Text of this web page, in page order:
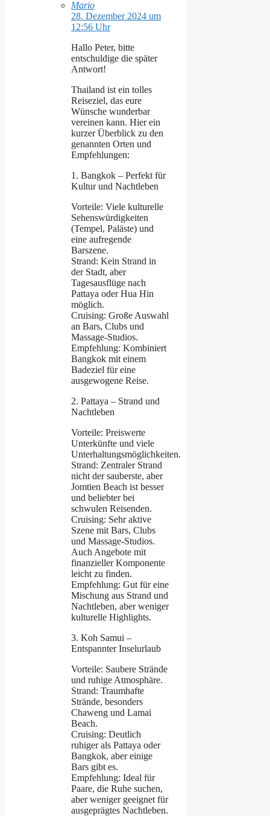
Mario
28. Dezember 2024 um
12:56 Uhr
Hallo Peter, bitte
entschuldige die später
Antwort!
Thailand ist ein tolles
Reiseziel, das eure
Wünsche wunderbar
vereinen kann. Hier ein
kurzer Überblick zu den
genannten Orten und
Empfehlungen:
1. Bangkok – Perfekt für
Kultur und Nachtleben
Vorteile: Viele kulturelle
Sehenswürdigkeiten
(Tempel, Paläste) und
eine aufregende
Barszene.
Strand: Kein Strand in
der Stadt, aber
Tagesausflüge nach
Pattaya oder Hua Hin
möglich.
Cruising: Große Auswahl
an Bars, Clubs und
Massage-Studios.
Empfehlung: Kombiniert
Bangkok mit einem
Badeziel für eine
ausgewogene Reise.
2. Pattaya – Strand und
Nachtleben
Vorteile: Preiswerte
Unterkünfte und viele
Unterhaltungsmöglichkeiten.
Strand: Zentraler Strand
nicht der sauberste, aber
Jomtien Beach ist besser
und beliebter bei
schwulen Reisenden.
Cruising: Sehr aktive
Szene mit Bars, Clubs
und Massage-Studios.
Auch Angebote mit
finanzieller Komponente
leicht zu finden.
Empfehlung: Gut für eine
Mischung aus Strand und
Nachtleben, aber weniger
kulturelle Highlights.
3. Koh Samui –
Entspannter Inselurlaub
Vorteile: Saubere Strände
und ruhige Atmosphäre.
Strand: Traumhafte
Strände, besonders
Chaweng und Lamai
Beach.
Cruising: Deutlich
ruhiger als Pattaya oder
Bangkok, aber einige
Bars gibt es.
Empfehlung: Ideal für
Paare, die Ruhe suchen,
aber weniger geeignet für
ausgeprägtes Nachtleben.